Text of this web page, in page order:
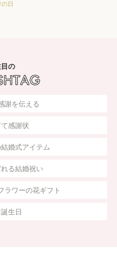
日
の
謝を伝える
て感謝状
婚式アイテム
る結婚祝い
ラワーの花ギフト
生日